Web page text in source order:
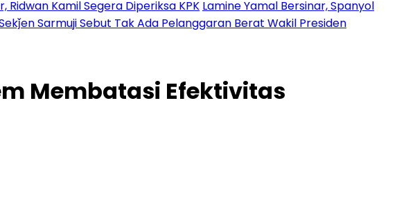
Ridwan Kamil Segera Diperiksa KPK Lamine Yamal Bersinar, Spanyol
Sarmuji Sebut Tak Ada Pelanggaran Berat Wakil Presiden
Membatasi Efektivitas